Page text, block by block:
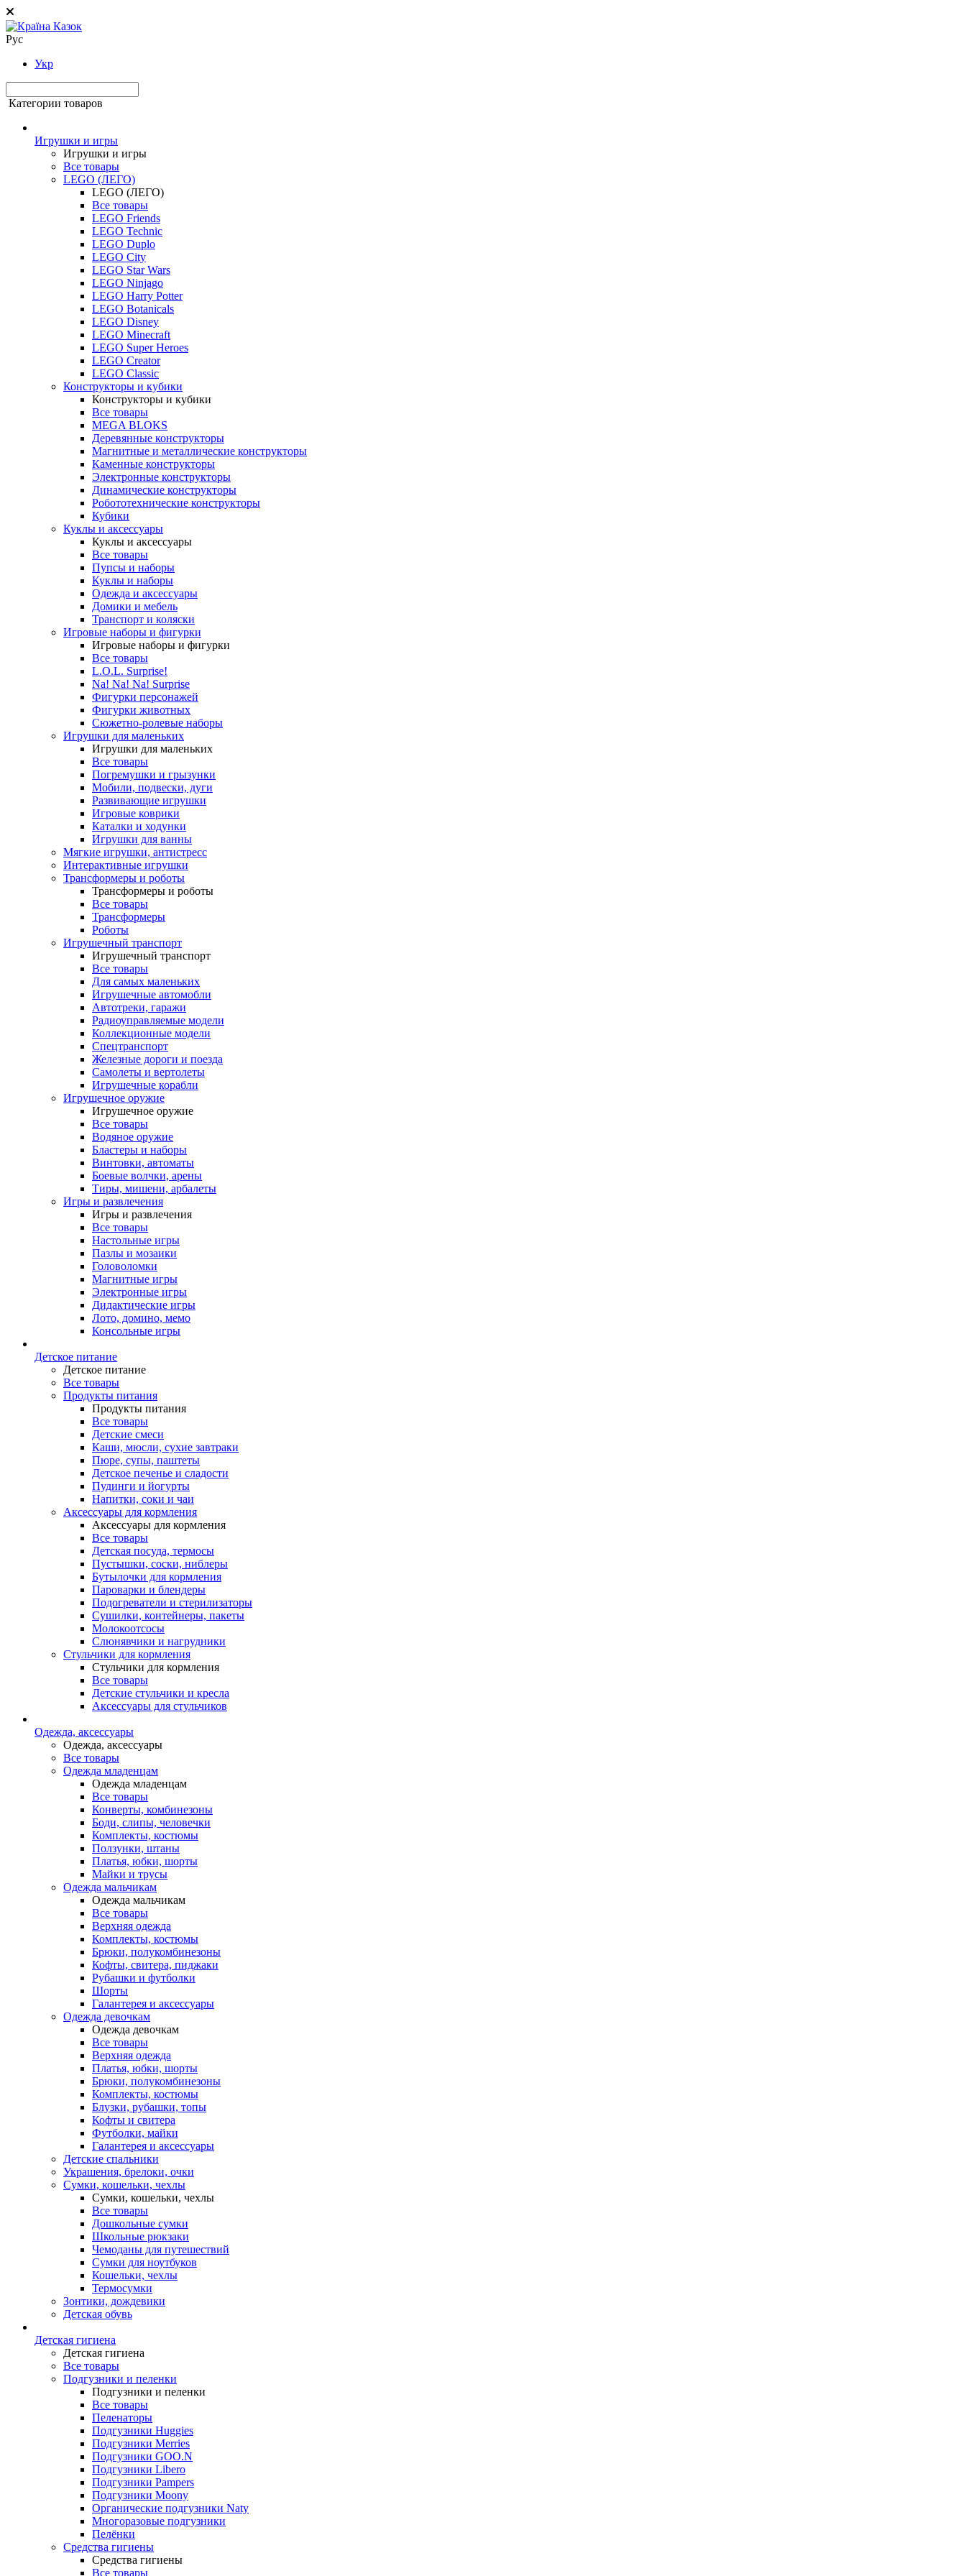
Рус
Укр
Категории товаров
Игрушки и игры
Игрушки и игры
Все товары
LEGO (ЛЕГО)
LEGO (ЛЕГО)
Все товары
LEGO Friends
LEGO Technic
LEGO Duplo
LEGO City
LEGO Star Wars
LEGO Ninjago
LEGO Harry Potter
LEGO Botanicals
LEGO Disney
LEGO Minecraft
LEGO Super Heroes
LEGO Creator
LEGO Classic
Конструкторы и кубики
Конструкторы и кубики
Все товары
MEGA BLOKS
Деревянные конструкторы
Магнитные и металлические конструкторы
Каменные конструкторы
Электронные конструкторы
Динамические конструкторы
Робототехнические конструкторы
Кубики
Куклы и аксессуары
Куклы и аксессуары
Все товары
Пупсы и наборы
Куклы и наборы
Одежда и аксессуары
Домики и мебель
Транспорт и коляски
Игровые наборы и фигурки
Игровые наборы и фигурки
Все товары
L.O.L. Surprise!
Na! Na! Na! Surprise
Фигурки персонажей
Фигурки животных
Сюжетно-ролевые наборы
Игрушки для маленьких
Игрушки для маленьких
Все товары
Погремушки и грызунки
Мобили, подвески, дуги
Развивающие игрушки
Игровые коврики
Каталки и ходунки
Игрушки для ванны
Мягкие игрушки, антистресс
Интерактивные игрушки
Трансформеры и роботы
Трансформеры и роботы
Все товары
Трансформеры
Роботы
Игрушечный транспорт
Игрушечный транспорт
Все товары
Для самых маленьких
Игрушечные автомобли
Автотреки, гаражи
Радиоуправляемые модели
Коллекционные модели
Спецтранспорт
Железные дороги и поезда
Самолеты и вертолеты
Игрушечные корабли
Игрушечное оружие
Игрушечное оружие
Все товары
Водяное оружие
Бластеры и наборы
Винтовки, автоматы
Боевые волчки, арены
Тиры, мишени, арбалеты
Игры и развлечения
Игры и развлечения
Все товары
Настольные игры
Пазлы и мозаики
Головоломки
Магнитные игры
Электронные игры
Дидактические игры
Лото, домино, мемо
Консольные игры
Детское питание
Детское питание
Все товары
Продукты питания
Продукты питания
Все товары
Детские смеси
Каши, мюсли, сухие завтраки
Пюре, супы, паштеты
Детское печенье и сладости
Пудинги и йогурты
Напитки, соки и чаи
Аксессуары для кормления
Аксессуары для кормления
Все товары
Детская посуда, термосы
Пустышки, соски, ниблеры
Бутылочки для кормления
Пароварки и блендеры
Подогреватели и стерилизаторы
Сушилки, контейнеры, пакеты
Молокоотсосы
Слюнявчики и нагрудники
Стульчики для кормления
Стульчики для кормления
Все товары
Детские стульчики и кресла
Аксессуары для стульчиков
Одежда, аксессуары
Одежда, аксессуары
Все товары
Одежда младенцам
Одежда младенцам
Все товары
Конверты, комбинезоны
Боди, слипы, человечки
Комплекты, костюмы
Ползунки, штаны
Платья, юбки, шорты
Майки и трусы
Одежда мальчикам
Одежда мальчикам
Все товары
Верхняя одежда
Комплекты, костюмы
Брюки, полукомбинезоны
Кофты, свитера, пиджаки
Рубашки и футболки
Шорты
Галантерея и аксессуары
Одежда девочкам
Одежда девочкам
Все товары
Верхняя одежда
Платья, юбки, шорты
Брюки, полукомбинезоны
Комплекты, костюмы
Блузки, рубашки, топы
Кофты и свитера
Футболки, майки
Галантерея и аксессуары
Детские спальники
Украшения, брелоки, очки
Сумки, кошельки, чехлы
Сумки, кошельки, чехлы
Все товары
Дошкольные сумки
Школьные рюкзаки
Чемоданы для путешествий
Сумки для ноутбуков
Кошельки, чехлы
Термосумки
Зонтики, дождевики
Детская обувь
Детская гигиена
Детская гигиена
Все товары
Подгузники и пеленки
Подгузники и пеленки
Все товары
Пеленаторы
Подгузники Huggies
Подгузники Merries
Подгузники GOO.N
Подгузники Libero
Подгузники Pampers
Подгузники Moony
Органические подгузники Naty
Многоразовые подгузники
Пелёнки
Средства гигиены
Средства гигиены
Все товары